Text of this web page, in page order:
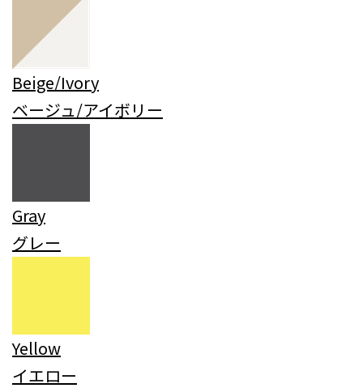
Beige/Ivory
ベージュ/アイボリー
Gray
グレー
Yellow
イエロー